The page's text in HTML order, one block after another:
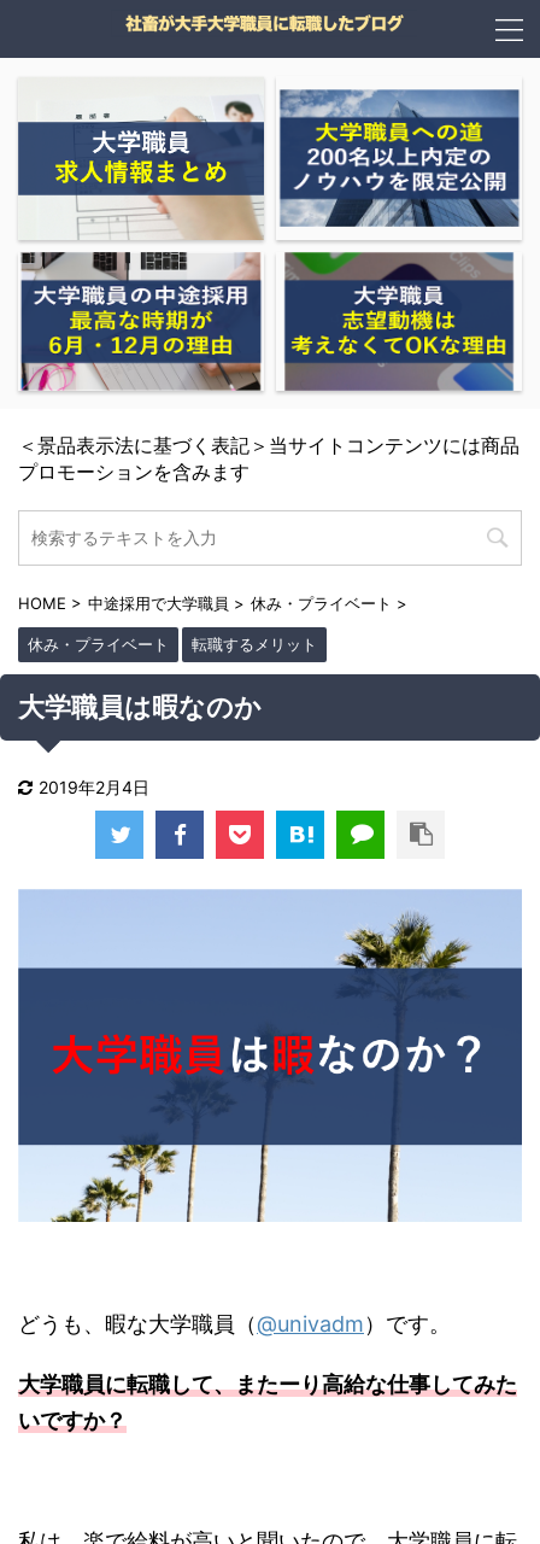
＜景品表示法に基づく表記＞当サイトコンテンツには商品
プロモーションを含みます
HOME > 中途採用で大学職員 > 休み・プライベート >
休み・プライベート 転職するメリット
大学職員は暇なのか
2019年2月4日
どうも、暇な大学職員（@univadm）です。
大学職員に転職して、またーり高給な仕事してみた
いですか？